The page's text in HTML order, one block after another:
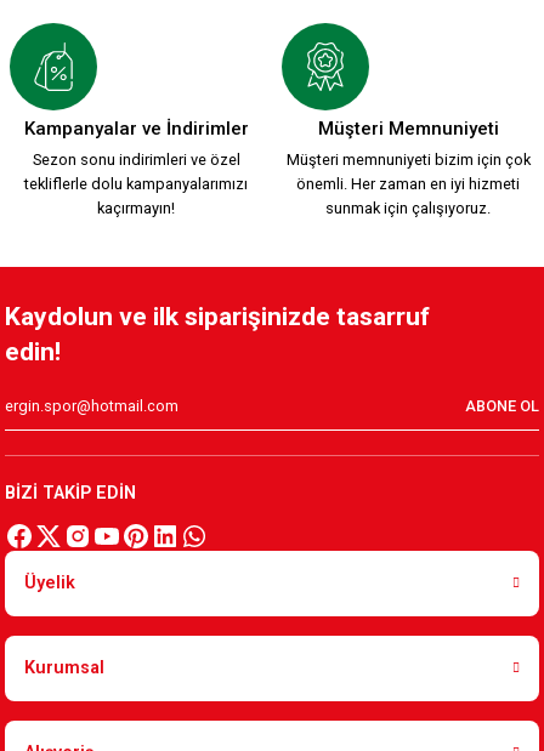
499,90 TL
Kampanyalar ve İndirimler
Sezon sonu indirimleri ve özel
tekliflerle dolu kampanyalarımızı
kaçırmayın!
Müşteri Memnuniyeti
Müşteri memnuniyeti bizim için çok
önemli. Her zaman en iyi hizmeti
sunmak için çalışıyoruz.
Kaydolun ve ilk siparişinizde tasarruf
edin!
ABONE OL
BİZİ TAKİP EDİN
Üyelik
Kurumsal